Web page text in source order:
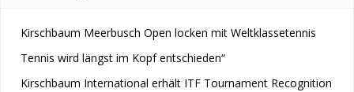
Kirschbaum Meerbusch Open locken mit Weltklassetennis
Tennis wird längst im Kopf entschieden“
Kirschbaum International erhält ITF Tournament Recognition